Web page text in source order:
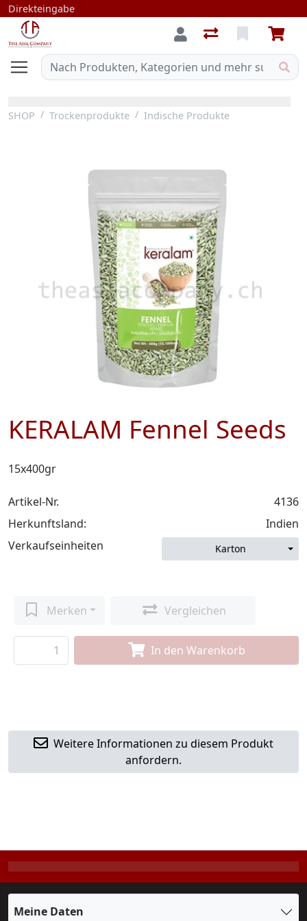
Direkteingabe
SHOP Trockenprodukte Indische Produkte
KERALAM Fennel Seeds
15x400gr
Artikel-Nr.
4136
Herkunftsland:
Indien
Verkaufseinheiten
Karton
Merken Vergleichen
In den Warenkorb
Weitere Informationen zu diesem Produkt
anfordern.
Meine Daten